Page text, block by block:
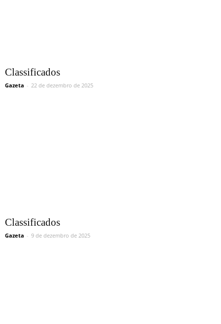
Classificados
Gazeta - 22 de dezembro de 2025
Classificados
Gazeta - 9 de dezembro de 2025